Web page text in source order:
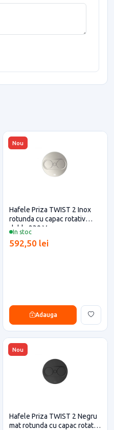
Nou
In stoc
Hafele Priza TWIST 2 Inox
rotunda cu capac rotativ
dubla 230 V
592,50 lei
Adauga
Nou
Hafele Priza TWIST 2 Negru
mat rotunda cu capac rotativ